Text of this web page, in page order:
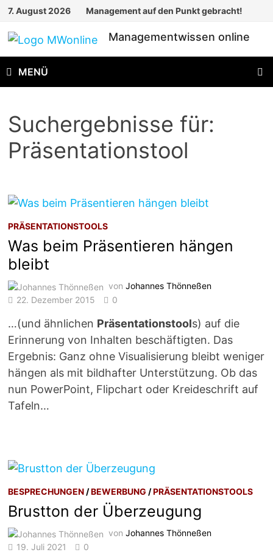
Zum
springen
7. August 2026 Management auf den Punkt gebracht!
Managementwissen online
MENÜ
Suchergebnisse für:
Präsentationstool
PRÄSENTATIONSTOOLS
Was beim Präsentieren hängen
bleibt
vonJohannes Thönneßen
22. Dezember 2015
0
…(und ähnlichen Präsentationstools) auf die
Erinnerung von Inhalten beschäftigten. Das
Ergebnis: Ganz ohne Visualisierung bleibt weniger
hängen als mit bildhafter Unterstützung. Ob das
nun PowerPoint, Flipchart oder Kreideschrift auf
Tafeln…
BESPRECHUNGEN/BEWERBUNG /PRÄSENTATIONSTOOLS
Brustton der Überzeugung
vonJohannes Thönneßen
19. Juli 2021
0